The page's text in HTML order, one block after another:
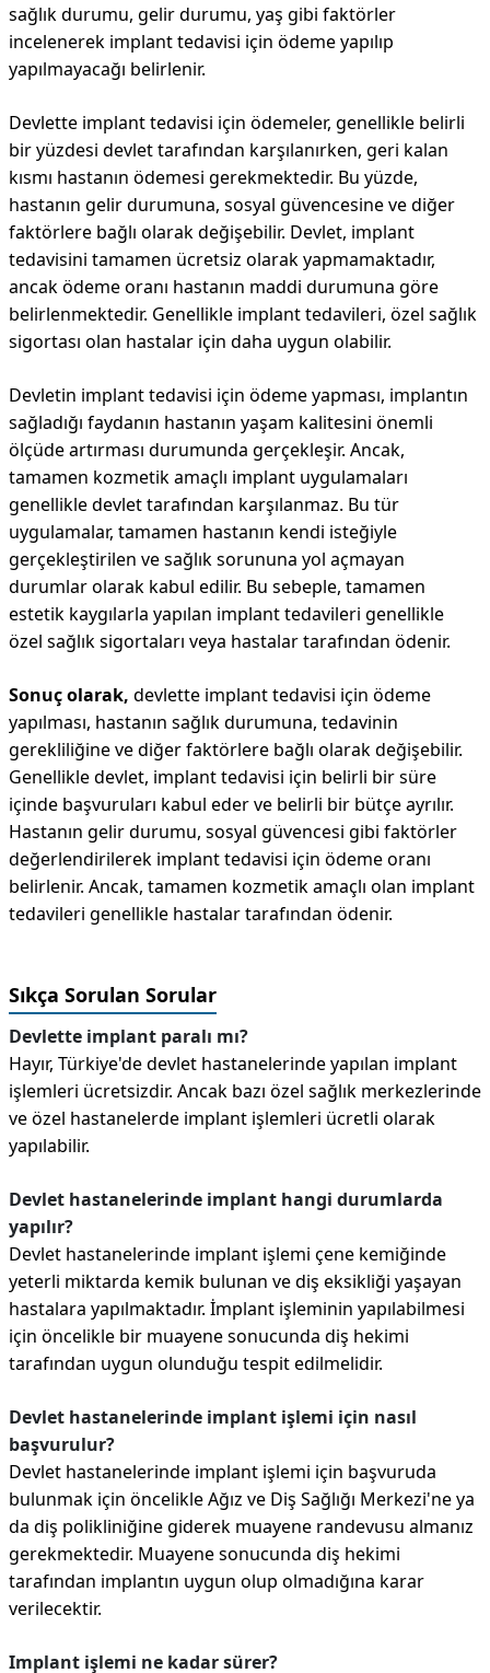
sağlık durumu, gelir durumu, yaş gibi faktörler
incelenerek implant tedavisi için ödeme yapılıp
yapılmayacağı belirlenir.
Devlette implant tedavisi için ödemeler, genellikle belirli
bir yüzdesi devlet tarafından karşılanırken, geri kalan
kısmı hastanın ödemesi gerekmektedir. Bu yüzde,
hastanın gelir durumuna, sosyal güvencesine ve diğer
faktörlere bağlı olarak değişebilir. Devlet, implant
tedavisini tamamen ücretsiz olarak yapmamaktadır,
ancak ödeme oranı hastanın maddi durumuna göre
belirlenmektedir. Genellikle implant tedavileri, özel sağlık
sigortası olan hastalar için daha uygun olabilir.
Devletin implant tedavisi için ödeme yapması, implantın
sağladığı faydanın hastanın yaşam kalitesini önemli
ölçüde artırması durumunda gerçekleşir. Ancak,
tamamen kozmetik amaçlı implant uygulamaları
genellikle devlet tarafından karşılanmaz. Bu tür
uygulamalar, tamamen hastanın kendi isteğiyle
gerçekleştirilen ve sağlık sorununa yol açmayan
durumlar olarak kabul edilir. Bu sebeple, tamamen
estetik kaygılarla yapılan implant tedavileri genellikle
özel sağlık sigortaları veya hastalar tarafından ödenir.
Sonuç olarak, devlette implant tedavisi için ödeme
yapılması, hastanın sağlık durumuna, tedavinin
gerekliliğine ve diğer faktörlere bağlı olarak değişebilir.
Genellikle devlet, implant tedavisi için belirli bir süre
içinde başvuruları kabul eder ve belirli bir bütçe ayrılır.
Hastanın gelir durumu, sosyal güvencesi gibi faktörler
değerlendirilerek implant tedavisi için ödeme oranı
belirlenir. Ancak, tamamen kozmetik amaçlı olan implant
tedavileri genellikle hastalar tarafından ödenir.
Sıkça Sorulan Sorular
Devlette implant paralı mı?
Hayır, Türkiye'de devlet hastanelerinde yapılan implant
işlemleri ücretsizdir. Ancak bazı özel sağlık merkezlerinde
ve özel hastanelerde implant işlemleri ücretli olarak
yapılabilir.
Devlet hastanelerinde implant hangi durumlarda
yapılır?
Devlet hastanelerinde implant işlemi çene kemiğinde
yeterli miktarda kemik bulunan ve diş eksikliği yaşayan
hastalara yapılmaktadır. İmplant işleminin yapılabilmesi
için öncelikle bir muayene sonucunda diş hekimi
tarafından uygun olunduğu tespit edilmelidir.
Devlet hastanelerinde implant işlemi için nasıl
başvurulur?
Devlet hastanelerinde implant işlemi için başvuruda
bulunmak için öncelikle Ağız ve Diş Sağlığı Merkezi'ne ya
da diş polikliniğine giderek muayene randevusu almanız
gerekmektedir. Muayene sonucunda diş hekimi
tarafından implantın uygun olup olmadığına karar
verilecektir.
Implant işlemi ne kadar sürer?